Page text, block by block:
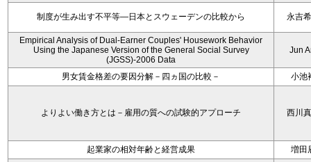
制度が生み出す不平等―日本とスウェーデンの比較から 永吉
Empirical Analysis of Dual-Earner Couples' Housework Behavior
Using the Japanese Version of the General Social Survey
(JGSS)-2006 Data
Jun
男女賃金格差の要因分解－四ヵ国の比較－ 小池
よりよい働き方とは－雇用の質への試験的アプローチ 西川
起業家の相対年齢と経営成果
増田